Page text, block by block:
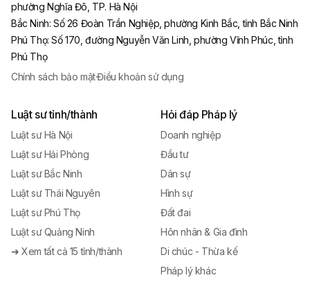
phường Nghĩa Đô, TP. Hà Nội
Bắc Ninh:Số 26 Đoàn Trần Nghiệp, phường Kinh Bắc, tỉnh Bắc Ninh
Phú Thọ:Số 170, đường Nguyễn Văn Linh, phường Vĩnh Phúc, tỉnh
Phú Thọ
Chính sách bảo mật·Điều khoản sử dụng
Luật sư tỉnh/thành
Luật sư Hà Nội
Luật sư Hải Phòng
Luật sư Bắc Ninh
Luật sư Thái Nguyên
Luật sư Phú Thọ
Luật sư Quảng Ninh
➜ Xem tất cả 15 tỉnh/thành
Hỏi đáp Pháp lý
Doanh nghiệp
Đầu tư
Dân sự
Hình sự
Đất đai
Hôn nhân & Gia đình
Di chúc - Thừa kế
Pháp lý khác